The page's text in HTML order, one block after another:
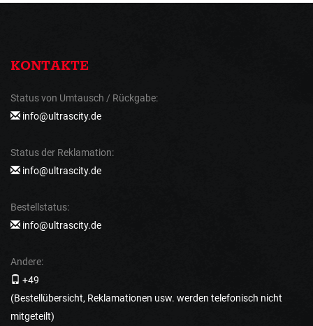
KONTAKTE
Status von Umtausch / Rückgabe:
info@ultrascity.de
Status der Reklamation:
info@ultrascity.de
Bestellstatus:
info@ultrascity.de
Andere:
+49
(Bestellübersicht, Reklamationen usw. werden telefonisch nicht
mitgeteilt)